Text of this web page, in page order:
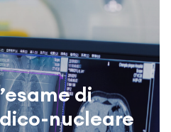
di
nucleare